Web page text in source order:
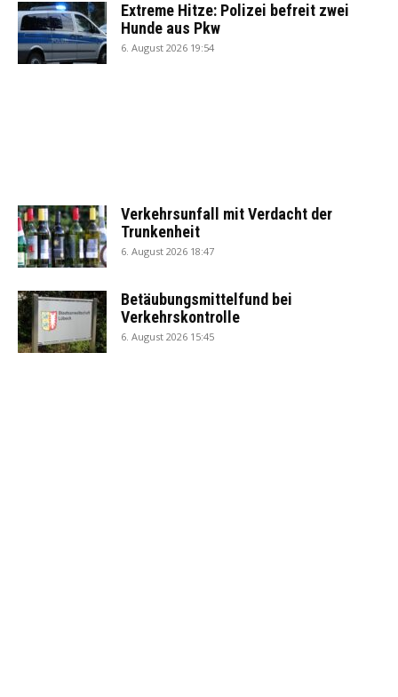
Extreme Hitze: Polizei befreit zwei
Hunde aus Pkw
6. August 2026 19:54
Verkehrsunfall mit Verdacht der
Trunkenheit
6. August 2026 18:47
Betäubungsmittelfund bei
Verkehrskontrolle
6. August 2026 15:45